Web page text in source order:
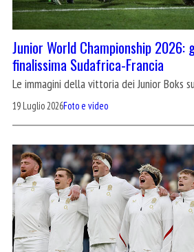
Junior World Championship 2026:
finalissima Sudafrica-Francia
Le immagini della vittoria dei Junior Boks
19 Luglio 2026Foto e video